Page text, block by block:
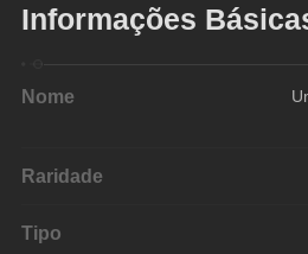
Informações
Nome
Raridade
Tipo